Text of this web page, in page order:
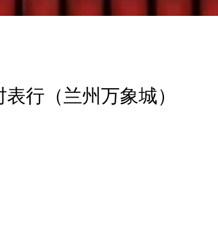
行（兰州万象城）‬